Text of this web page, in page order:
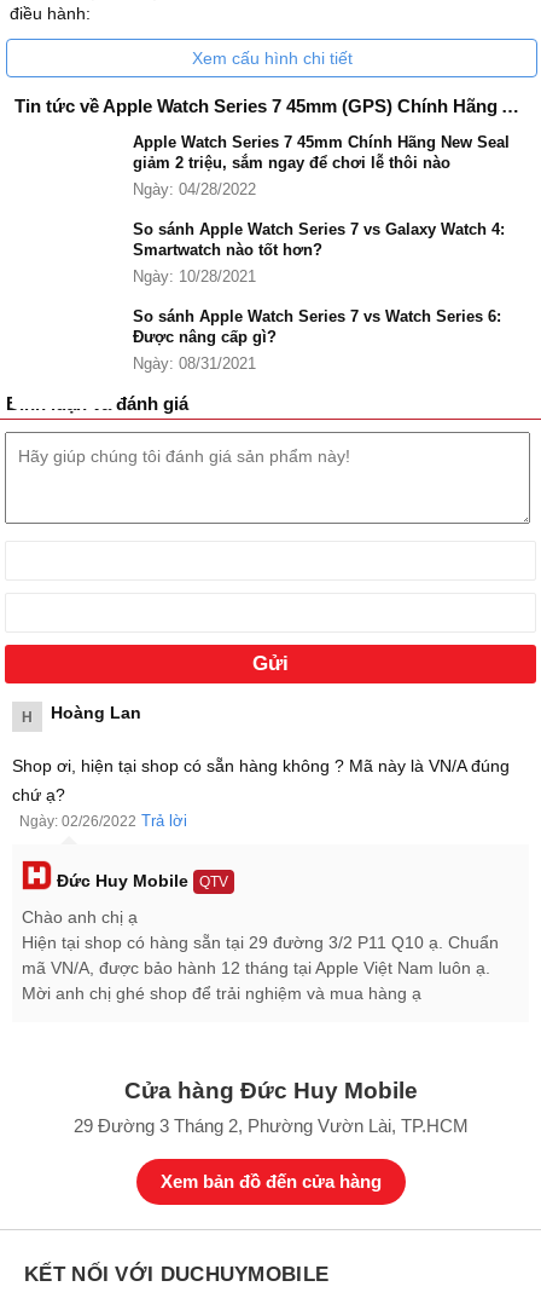
Những tính năng nổi bật của Apple Watch Series 7 45mm GPS.
chọn màu sắc nổi bật, cá tính như: xanh lá cây, xanh dương, đen,
45mm 4G khả năng chống nước và bụi bẩn IP6X đảm bảo đồng hồ
không hư hỏng khi bạn đi biển, đi bơi hay chơi các môn thể thao
Màn hình Apple Watch Series 7 45mm GPS tuyệt đẹp
Đồng hồ thông minh
bị màn hình có kích thước 1.77 inch độ phân giải 485 x 396 pixels,
sử dụng tấm nền OLED và hỗ trợ công nghệ Retina Always On độ
sáng cao hơn 70% cho khả năng hiển thị hình ảnh có độ chi tiết
Tính năng chăm sóc sức khỏe trên Apple Watch Series 7
45mm GPS
Apple đã tích hợp cho
năng chăm sóc sức khỏe như: chụp điện tâm đồ mọi lúc, kiểm tra
điều hành:
Xem cấu hình chi tiết
Tin tức về Apple Watch Series 7 45mm (GPS) Chính Hãng Apple
Apple Watch Series 7 45mm Chính Hãng New Seal
giảm 2 triệu, sắm ngay để chơi lễ thôi nào
Ngày: 04/28/2022
So sánh Apple Watch Series 7 vs Galaxy Watch 4:
Smartwatch nào tốt hơn?
Ngày: 10/28/2021
So sánh Apple Watch Series 7 vs Watch Series 6:
Được nâng cấp gì?
Ngày: 08/31/2021
Bình luận và đánh giá
H Hoàng Lan
Shop ơi, hiện tại shop có sẵn hàng không ? Mã này là VN/A đúng
chứ ạ?
Ngày: 02/26/2022 Trả lời
Đức Huy Mobile QTV
Chào anh chị ạ
Hiện tại shop có hàng sẵn tại 29 đường 3/2 P11 Q10 ạ. Chuẩn
mã VN/A, được bảo hành 12 tháng tại Apple Việt Nam luôn ạ.
Mời anh chị ghé shop để trải nghiệm và mua hàng ạ
Cửa hàng Đức Huy Mobile
29 Đường 3 Tháng 2, Phường Vườn Lài, TP.HCM
Xem bản đồ đến cửa hàng
KẾT NỐI VỚI DUCHUYMOBILE